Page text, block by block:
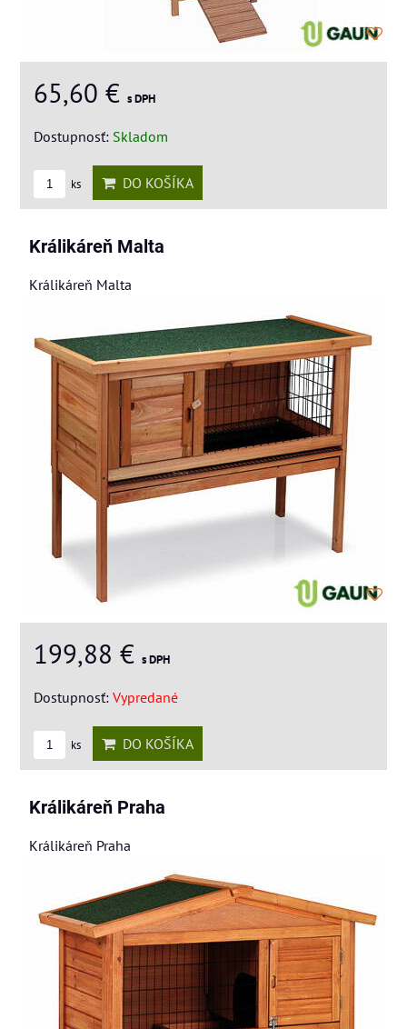
65,60 € s DPH
Dostupnosť: Skladom
ks DO KOŠÍKA
Králikáreň Malta
Králikáreň Malta
199,88 € s DPH
Dostupnosť: Vypredané
ks DO KOŠÍKA
Králikáreň Praha
Králikáreň Praha